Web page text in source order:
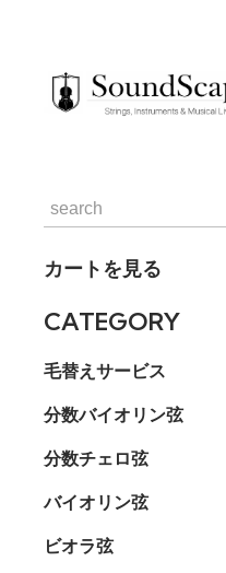
カートを見る
CATEGORY
毛替えサービス
分数バイオリン弦
分数チェロ弦
バイオリン弦
ビオラ弦